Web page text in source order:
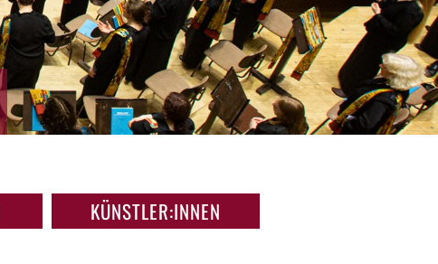
KÜNSTLER:INNEN